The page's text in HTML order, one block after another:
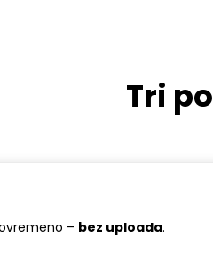
Tri
– bez uploada.